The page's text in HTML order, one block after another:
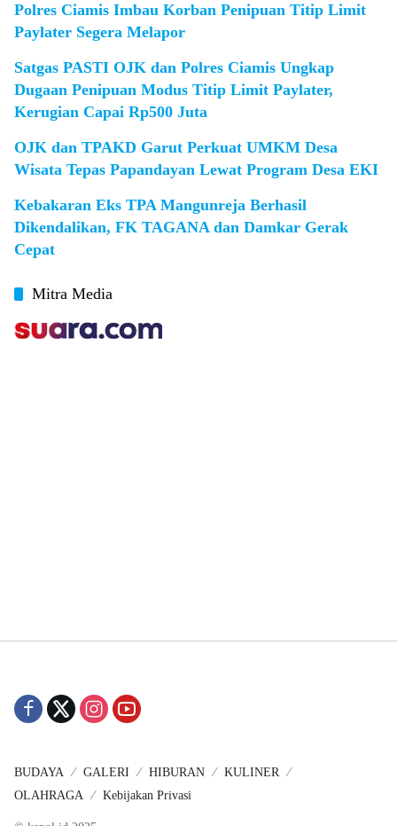
Polres Ciamis Imbau Korban Penipuan Titip Limit
Paylater Segera Melapor
Satgas PASTI OJK dan Polres Ciamis Ungkap
Dugaan Penipuan Modus Titip Limit Paylater,
Kerugian Capai Rp500 Juta
OJK dan TPAKD Garut Perkuat UMKM Desa
Wisata Tepas Papandayan Lewat Program Desa EKI
Kebakaran Eks TPA Mangunreja Berhasil
Dikendalikan, FK TAGANA dan Damkar Gerak
Cepat
Mitra Media
BUDAYA GALERI HIBURAN
KULINER
OLAHRAGA
Kebijakan Privasi